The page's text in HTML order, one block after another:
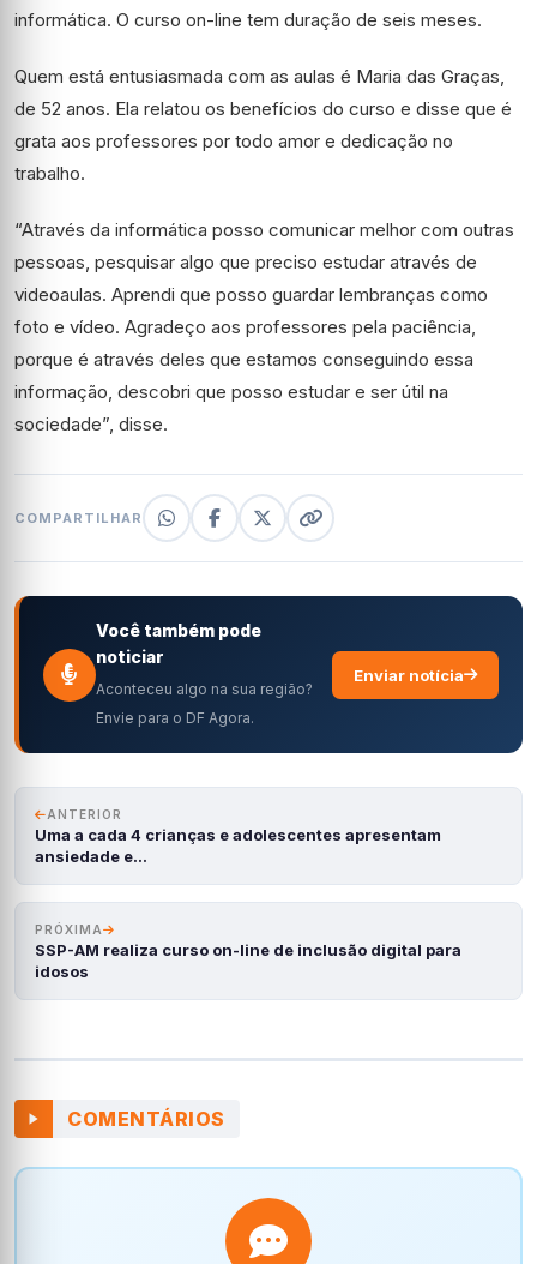
informática. O curso on-line tem duração de seis meses.
Quem está entusiasmada com as aulas é Maria das Graças,
de 52 anos. Ela relatou os benefícios do curso e disse que é
grata aos professores por todo amor e dedicação no
trabalho.
“Através da informática posso comunicar melhor com outras
pessoas, pesquisar algo que preciso estudar através de
videoaulas. Aprendi que posso guardar lembranças como
foto e vídeo. Agradeço aos professores pela paciência,
porque é através deles que estamos conseguindo essa
informação, descobri que posso estudar e ser útil na
sociedade”, disse.
COMPARTILHAR
Você também pode
noticiar
Aconteceu algo na sua região?
Envie para o DF Agora.
Enviar notícia
ANTERIOR
Uma a cada 4 crianças e adolescentes apresentam
ansiedade e…
PRÓXIMA
SSP-AM realiza curso on-line de inclusão digital para
idosos
COMENTÁRIOS